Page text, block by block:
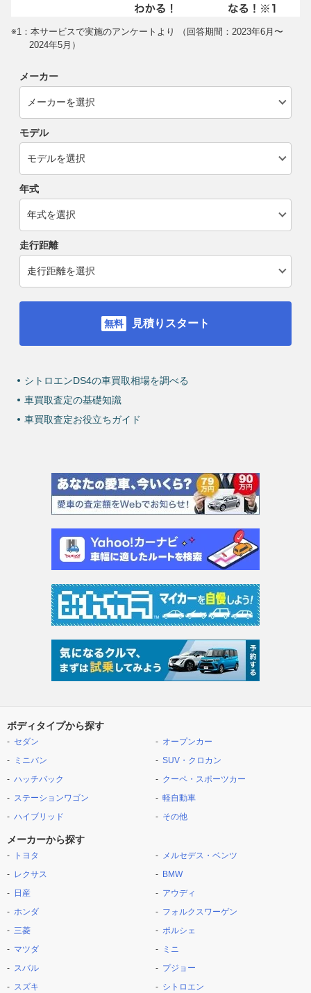
※1：本サービスで実施のアンケートより （回答期間：2023年6月〜
2024年5月）
メーカー
モデル
年式
走行距離
見積りスタート
シトロエンDS4の車買取相場を調べる
車買取査定の基礎知識
車買取査定お役立ちガイド
ボディタイプから探す
セダン
ミニバン
ハッチバック
ステーションワゴン
ハイブリッド
オープンカー
SUV・クロカン
クーペ・スポーツカー
軽自動車
その他
メーカーから探す
トヨタ
レクサス
日産
ホンダ
三菱
マツダ
スバル
スズキ
メルセデス・ベンツ
BMW
アウディ
フォルクスワーゲン
ポルシェ
ミニ
プジョー
シトロエン